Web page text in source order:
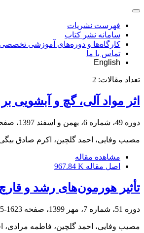
فهرست نشریات
سامانه نشر کتاب
کارگاه‌ها و دوره‌های آموزشی تخصصی
تماس با ما
English
تعداد مقالات: 2
اثر مواد آلی، گچ و
دوره 49، شماره 6، بهمن و اسفند 1397، صفحه
مصیب وفایی، احمد گلچین، اکرم صادق
مشاهده مقاله
اصل مقاله 967.84 K
تأثیر هورمون‌های رشد و
دوره 51، شماره 7، مهر 1399، صفحه 1623-1635
مصیب وفایی، احمد گلچین، فاطمه مرادی،